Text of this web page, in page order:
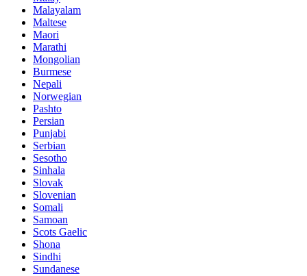
Malayalam
Maltese
Maori
Marathi
Mongolian
Burmese
Nepali
Norwegian
Pashto
Persian
Punjabi
Serbian
Sesotho
Sinhala
Slovak
Slovenian
Somali
Samoan
Scots Gaelic
Shona
Sindhi
Sundanese